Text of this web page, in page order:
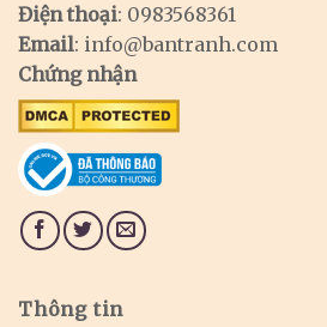
Điện thoại: 0983568361
Email: info@bantranh.com
Chứng nhận
Thông tin